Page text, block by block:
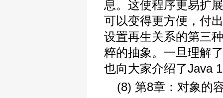
息。这使程序更易扩
可以变得更方便，付
设置再生关系的第三
粹的抽象。一旦理解
也向大家介绍了Java
(8) 第8章：对象的